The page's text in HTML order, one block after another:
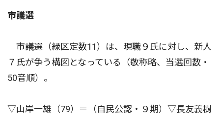
市議選
市議選（緑区定数11）は、現職９氏に対し、新人
７氏が争う構図となっている（敬称略、当選回数・
50音順）。
▽山岸一雄（79）＝（自民公認・９期）▽長友義樹